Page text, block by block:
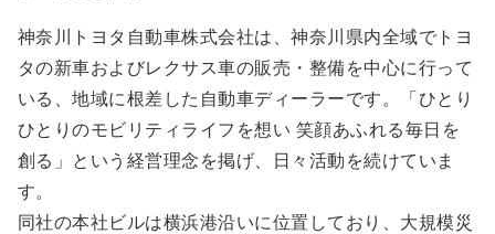
神奈川トヨタ自動車株式会社は、神奈川県内全域でトヨ
タの新車およびレクサス車の販売・整備を中心に行って
いる、地域に根差した自動車ディーラーです。「ひとり
ひとりのモビリティライフを想い 笑顔あふれる毎日を
創る」という経営理念を掲げ、日々活動を続けていま
す。
同社の本社ビルは横浜港沿いに位置しており、大規模災